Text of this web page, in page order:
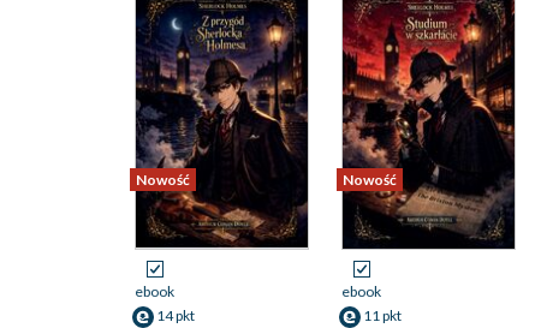
Nowość
ebook
14 pkt
Nowość
ebook
11 pkt